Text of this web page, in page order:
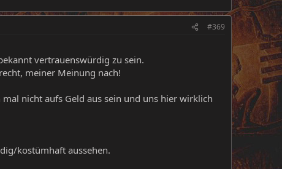
#369
vertrauenswürdig zu sein.
meiner Meinung nach!
nicht aufs Geld aus sein und uns hier wirklich
kostümhaft aussehen.